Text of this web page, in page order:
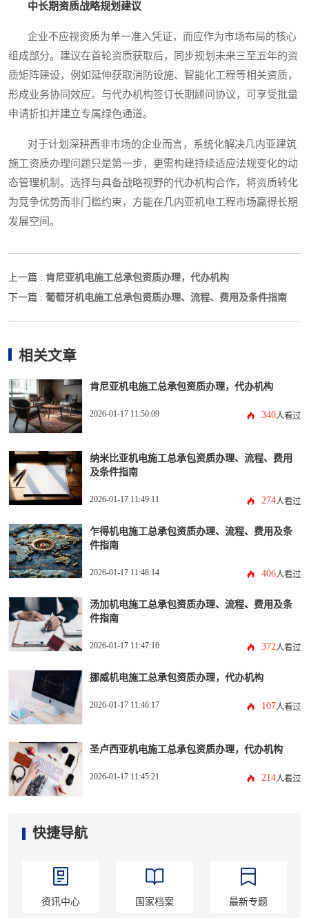
中长期资质战略规划建议
企业不应视资质为单一准入凭证，而应作为市场布局的核心
组成部分。建议在首轮资质获取后，同步规划未来三至五年的资
质矩阵建设，例如延伸获取消防设施、智能化工程等相关资质，
形成业务协同效应。与代办机构签订长期顾问协议，可享受批量
申请折扣并建立专属绿色通道。
对于计划深耕西非市场的企业而言，系统化解决几内亚建筑
施工资质办理问题只是第一步，更需构建持续适应法规变化的动
态管理机制。选择与具备战略视野的代办机构合作，将资质转化
为竞争优势而非门槛约束，方能在几内亚机电工程市场赢得长期
发展空间。
上一篇 : 肯尼亚机电施工总承包资质办理，代办机构
下一篇 : 葡萄牙机电施工总承包资质办理、流程、费用及条件指南
相关文章
肯尼亚机电施工总承包资质办理，代办机构
2026-01-17 11:50:09 340人看过
纳米比亚机电施工总承包资质办理、流程、费用
及条件指南
2026-01-17 11:49:11 274人看过
乍得机电施工总承包资质办理、流程、费用及条
件指南
2026-01-17 11:48:14 406人看过
汤加机电施工总承包资质办理、流程、费用及条
件指南
2026-01-17 11:47:16 372人看过
挪威机电施工总承包资质办理，代办机构
2026-01-17 11:46:17 107人看过
圣卢西亚机电施工总承包资质办理，代办机构
2026-01-17 11:45:21 214人看过
快捷导航
资讯中心 国家档案 最新专题